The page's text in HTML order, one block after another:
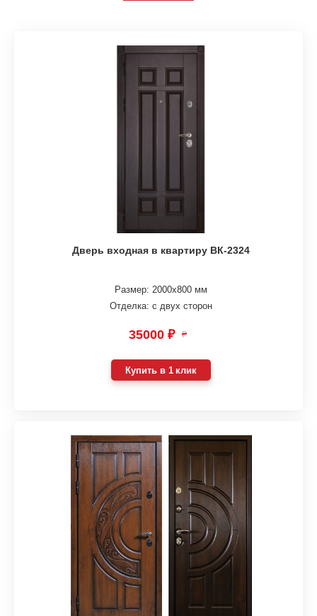
Дверь входная в квартиру ВК-2324
Размер: 2000х800 мм
Отделка: с двух сторон
35000 ₽ ₽
Купить в 1 клик